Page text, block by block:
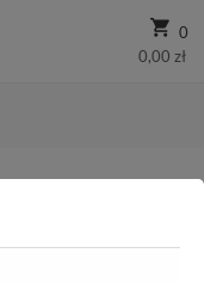
0
0,00 zł
Lato 2019